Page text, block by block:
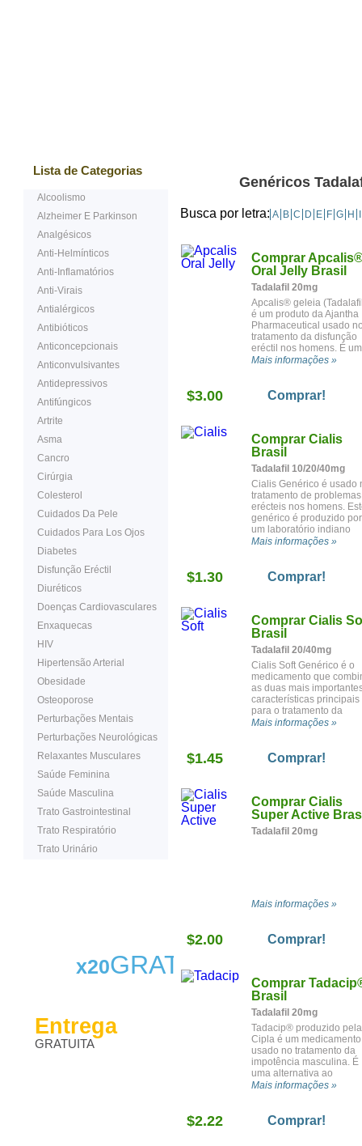
Lista de Categorias
Alcoolismo
Alzheimer E Parkinson
Analgésicos
Anti-Helmínticos
Anti-Inflamatórios
Anti-Virais
Antialérgicos
Antibióticos
Anticoncepcionais
Anticonvulsivantes
Antidepressivos
Antifúngicos
Artrite
Asma
Cancro
Cirúrgia
Colesterol
Cuidados Da Pele
Cuidados Para Los Ojos
Diabetes
Disfunção Eréctil
Diuréticos
Doenças Cardiovasculares
Enxaquecas
HIV
Hipertensão Arterial
Obesidade
Osteoporose
Perturbações Mentais
Perturbações Neurológicas
Relaxantes Musculares
Saúde Feminina
Saúde Masculina
Trato Gastrointestinal
Trato Respiratório
Trato Urinário
x20GRATIS
Entrega
GRATUITA
Genéricos
Busca por letra: A B C D E F G H
Comprar Apcalis
Oral Jelly Brasil
Tadalafil 20mg
Apcalis® geleia
é um produto da Ajantha
Pharmaceutical usado
tratamento da disfunção
eréctil nos homens. É
excelente alternativa ao
Mais informações »
$3.00 Comprar!
Comprar Cialis
Brasil
Tadalafil 10/20/40mg
Cialis Genérico é usado
tratamento de problemas
erécteis nos homens.
genérico é produzido por
um laboratório indiano
aprovado pela FDA num
medicamento conhecido
que, além de ter um
por 36 horas, permitindo,
portanto, escolher o
seu parceiro. Milhões de
homens já beneficiaram
dos efeitos do Cialis, já
funciona especialmente
bem nos casos ligeiros,
moderados ou graves de
disfunção eréctil.
Mais informações »
$1.30 Comprar!
Comprar Cialis
Brasil
Tadalafil 20/40mg
Cialis Soft Genérico é o
medicamento que
as duas mais
características principais
para o tratamento da
impotência masculina
prolongado. Pode tomar
medicamento de manhã
todo esse dia, à noite ou
até no dia seguinte.
Mais informações »
$1.45 Comprar!
Comprar Cialis
Super Active
Tadalafil 20mg
Mais informações »
$2.00 Comprar!
Comprar Tadacip
Brasil
Tadalafil 20mg
Tadacip® produzido pela
Cipla é um medicamento
usado no tratamento da
impotência masculina. É
uma alternativa ao
conhecido Cialis.
Mais informações »
$2.22 Comprar!